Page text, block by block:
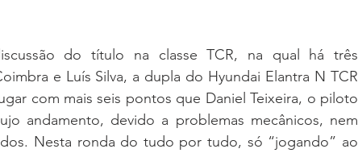
do título na classe TCR, na qual há três
e Luís Silva, a dupla do Hyundai Elantra N TCR
com mais seis pontos que Daniel Teixeira, o piloto
andamento, devido a problemas mecânicos, nem
Nesta ronda do tudo por tudo, só “jogando” ao